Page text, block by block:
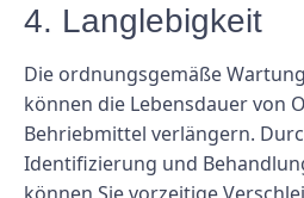
4. Langlebigkeit
Die ordnungsgemäße
können die Lebensdauer von
Behriebmittel verlängern.
Identifizierung und